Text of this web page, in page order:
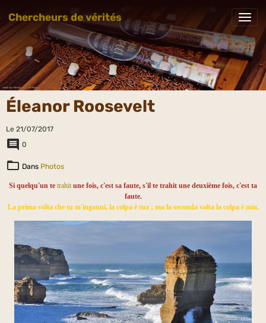
Chercheurs de vérités
Éleanor Roosevelt
Le 21/07/2017
0
Dans Photos
Si quelqu'un te trahit une fois, c'est sa faute, s'il te trahit une deuxième fois, c'est ta
faute.
La prima volta che tu m'inganni, la colpa è tua ; ma la seconda volta la colpa è mia.